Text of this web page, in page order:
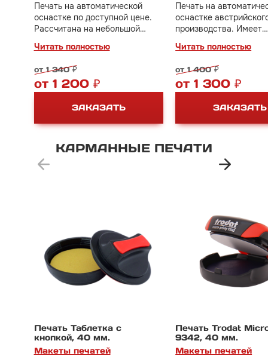
Читать полностью
Печать на автоматической
оснастке по доступной цене.
Рассчитана на небольшой
вариант для тех, кто только
начинает свое дело.
В стоимость включено
изготовление клише печати за
от 1 340 ₽
от 1 200 ₽
ЗАКАЗАТЬ
Читать полностью
Печать на
оснастке
производства. Имеет
механизм, отличное
В стоимость включено
изготовление клише
от 1 400 ₽
от 1 300 ₽
ЗАКАЗАТЬ
КАРМАННЫЕ ПЕЧАТИ
Печать Таблетка с
кнопкой, 40 мм.
Макеты печатей
Печать Trodat
9342, 40 мм.
Макеты печатей